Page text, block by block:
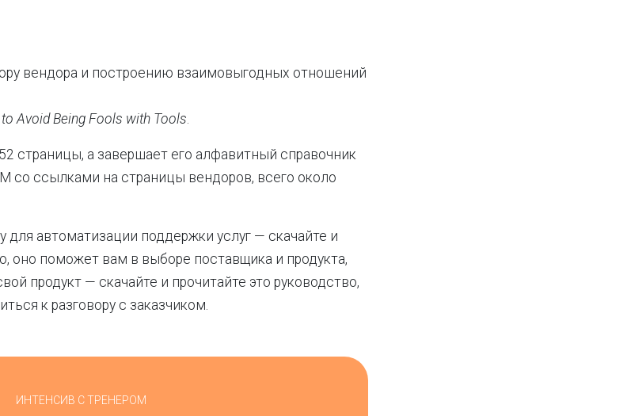
вендора и построению взаимовыгодных отношений
Avoid Being Fools with Tools.
страницы, а завершает его алфавитный справочник
со ссылками на страницы вендоров, всего около
для автоматизации поддержки услуг — скачайте и
оно поможет вам в выборе поставщика и продукта,
продукт — скачайте и прочитайте это руководство,
к разговору с заказчиком.
ИНТЕНСИВ С ТРЕНЕРОМ